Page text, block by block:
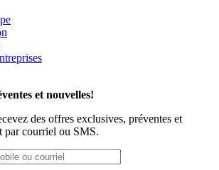
et nouvelles!
des offres exclusives, préventes et
par courriel ou SMS.